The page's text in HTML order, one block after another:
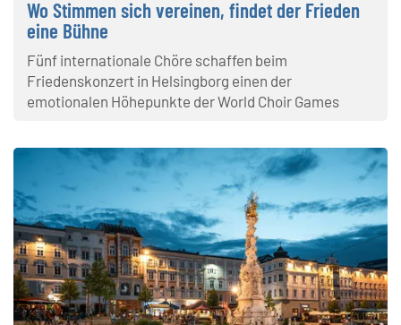
Wo Stimmen sich vereinen, findet der Frieden
eine Bühne
Fünf internationale Chöre schaffen beim
Friedenskonzert in Helsingborg einen der
emotionalen Höhepunkte der World Choir Games